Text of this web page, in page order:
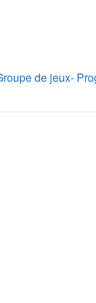
de jeux-